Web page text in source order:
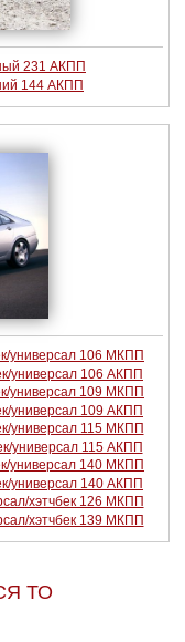
231 АКПП
144 АКПП
универсал 106 МКПП
универсал 106 АКПП
универсал 109 МКПП
универсал 109 АКПП
универсал 115 МКПП
универсал 115 АКПП
универсал 140 МКПП
универсал 140 АКПП
хэтчбек 126 МКПП
хэтчбек 139 МКПП
ТО